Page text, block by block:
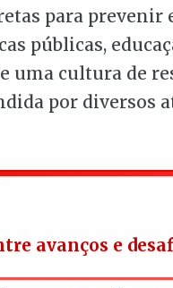
para
públicas,
uma cultura de
por diversos
avanços e